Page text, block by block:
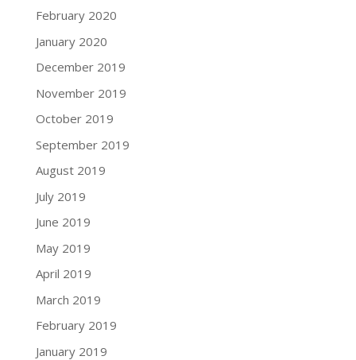
February 2020
January 2020
December 2019
November 2019
October 2019
September 2019
August 2019
July 2019
June 2019
May 2019
April 2019
March 2019
February 2019
January 2019